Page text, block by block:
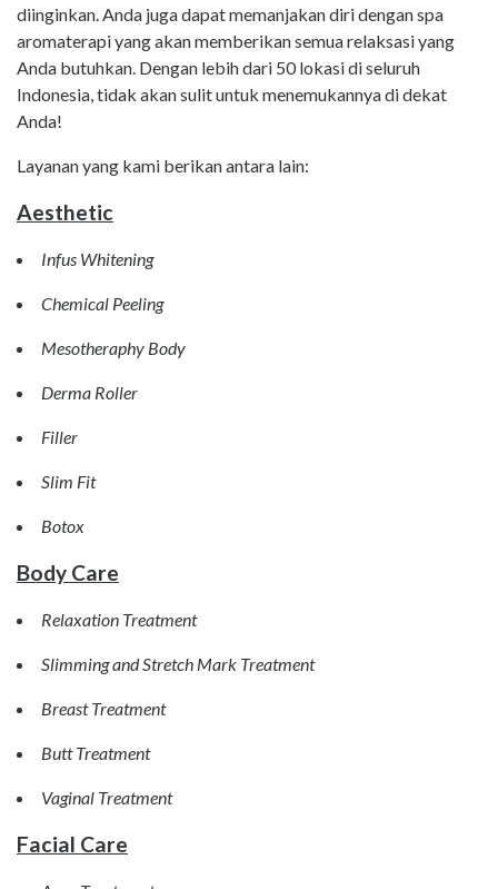
diinginkan. Anda juga dapat memanjakan diri dengan spa
aromaterapi yang akan memberikan semua relaksasi yang
Anda butuhkan. Dengan lebih dari 50 lokasi di seluruh
Indonesia, tidak akan sulit untuk menemukannya di dekat
Anda!
Layanan yang kami berikan antara lain:
Aesthetic
Infus Whitening
Chemical Peeling
Mesotheraphy Body
Derma Roller
Filler
Slim Fit
Botox
Body Care
Relaxation Treatment
Slimming and Stretch Mark Treatment
Breast Treatment
Butt Treatment
Vaginal Treatment
Facial Care